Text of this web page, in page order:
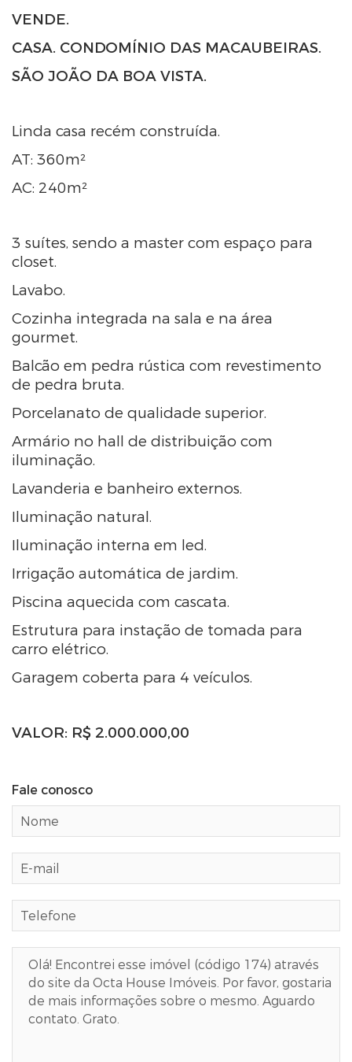
VENDE.
CASA. CONDOMÍNIO DAS MACAUBEIRAS.
SÃO JOÃO DA BOA VISTA.
Linda casa recém construída.
AT: 360m²
AC: 240m²
3 suítes, sendo a master com espaço para
closet.
Lavabo.
Cozinha integrada na sala e na área
gourmet.
Balcão em pedra rústica com revestimento
de pedra bruta.
Porcelanato de qualidade superior.
Armário no hall de distribuição com
iluminação.
Lavanderia e banheiro externos.
Iluminação natural.
Iluminação interna em led.
Irrigação automática de jardim.
Piscina aquecida com cascata.
Estrutura para instação de tomada para
carro elétrico.
Garagem coberta para 4 veículos.
VALOR: R$ 2.000.000,00
Fale conosco